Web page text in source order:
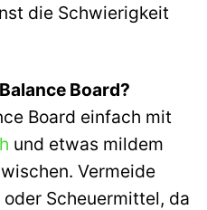
die Schwierigkeit
Board?
Board einfach mit
und etwas mildem
Vermeide
Scheuermittel, da